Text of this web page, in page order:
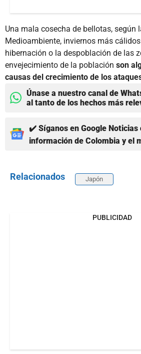
Una mala cosecha de bellotas, según
Medioambiente, inviernos más
hibernación o la despoblación de las
envejecimiento de la población son
causas del crecimiento de los
Únase a nuestro canal de
al tanto de los hechos más
✔️ Síganos en Google Noticias
información de Colombia y el
Relacionados Japón
PUBLICIDAD